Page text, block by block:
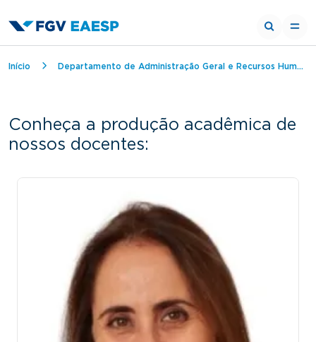
Trilha de navegação
Início Departamento de Administração Geral e Recursos Humanos
Conheça a produção acadêmica de
nossos docentes: